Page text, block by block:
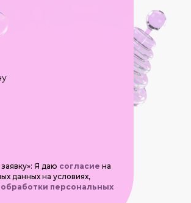
Я даю согласие на
данных на условиях,
персональных